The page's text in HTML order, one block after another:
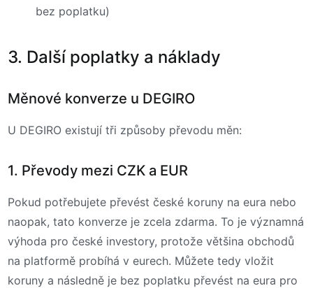
bez poplatku)
3. Další poplatky a náklady
Měnové konverze u DEGIRO
U DEGIRO existují tři způsoby převodu měn:
1. Převody mezi CZK a EUR
Pokud potřebujete převést české koruny na eura nebo
naopak, tato konverze je zcela zdarma. To je významná
výhoda pro české investory, protože většina obchodů
na platformě probíhá v eurech. Můžete tedy vložit
koruny a následně je bez poplatku převést na eura pro